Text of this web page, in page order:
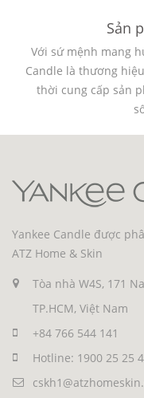
Sản
Với sứ mệnh mang
Candle là thương
thời cung cấp sản
Yankee Candle được
ATZ Home & Skin
Tòa nhà W4S, 171
TP.HCM, Việt Nam
+84 766 544 141
Hotline: 1900 25 25